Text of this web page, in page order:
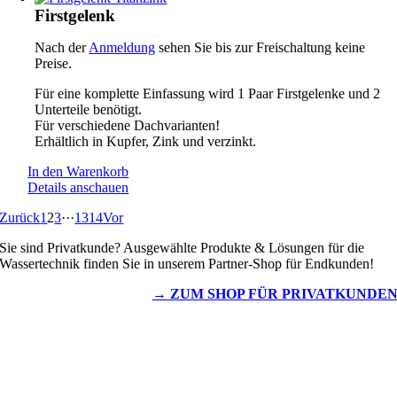
Firstgelenk
Nach derAnmeldung sehen Sie bis zur Freischaltung keine
Preise.
Für eine komplette Einfassung wird 1 Paar Firstgelenke und 2
Unterteile benötigt.
Für verschiedene Dachvarianten!
Erhältlich in Kupfer, Zink und verzinkt.
In den Warenkorb
Details anschauen
Zurück1 23···1314Vor
Sie sind Privatkunde? Ausgewählte Produkte & Lösungen für die
Wassertechnik finden Sie in unserem Partner-Shop für Endkunden!
→ ZUM SHOP FÜR PRIVATKUNDEN